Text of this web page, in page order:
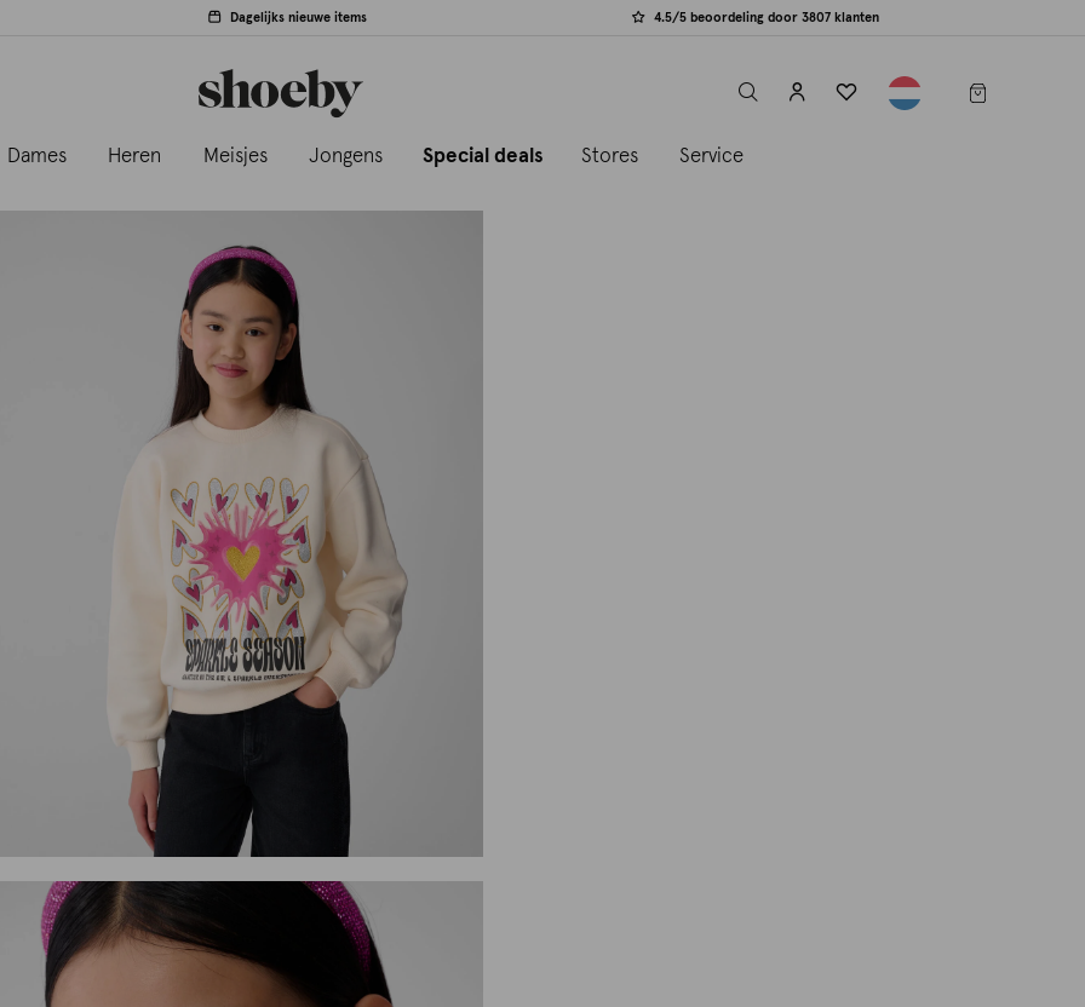
Dagelijks nieuwe items 4.5/5 beoordeling door 3807 klanten
label.header.toggle
Dames Heren Meisjes Jongens Special deals Stores Service